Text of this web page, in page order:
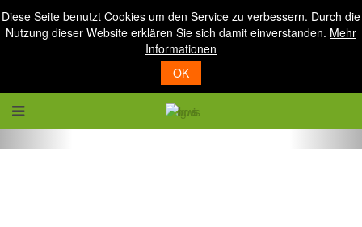
Diese Seite benutzt Cookies um den Service zu verbessern. Durch die
Nutzung dieser Website erklären Sie sich damit einverstanden. Mehr
Informationen
OK